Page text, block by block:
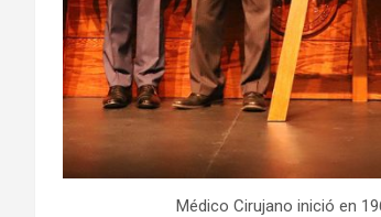
Médico Cirujano inició en